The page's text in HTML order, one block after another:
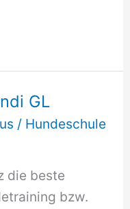
GL
/ Hundeschule
die beste
bzw.